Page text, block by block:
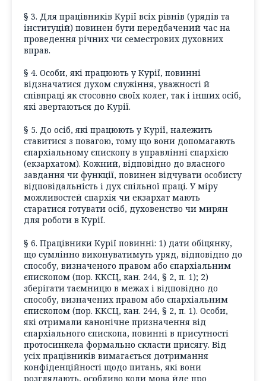
§ 3. Для працівників Курії всіх рівнів (урядів та
інституцій) повинен бути передбачений час на
проведення річних чи семестрових духовних
вправ.
§ 4. Особи, які працюють у Курії, повинні
відзначатися духом служіння, уважності й
співпраці як стосовно своїх колег, так і інших осіб,
які звертаються до Курії.
§ 5. До осіб, які працюють у Курії, належить
ставитися з повагою, тому що вони допомагають
єпархіальному єпископу в управлінні єпархією
(екзархатом). Кожний, відповідно до власного
завдання чи функції, повинен відчувати особисту
відповідальність і дух спільної праці. У міру
можливостей єпархія чи екзархат мають
старатися готувати осіб, духовенство чи мирян
для роботи в Курії.
§ 6. Працівники Курії повинні: 1) дати обіцянку,
що сумлінно виконуватимуть уряд, відповідно до
способу, визначеного правом або єпархіальним
єпископом (пор. ККСЦ, кан. 244, § 2, п. 1); 2)
зберігати таємницю в межах і відповідно до
способу, визначених правом або єпархіальним
єпископом (пор. ККСЦ, кан. 244, § 2, п. 1). Особи,
які отримали канонічне призначення від
єпархіального єпископа, повинні в присутності
протосинкела формально скласти присягу. Від
усіх працівників вимагається дотримання
конфіденційності щодо питань, які вони
розглядають, особливо коли мова йде про